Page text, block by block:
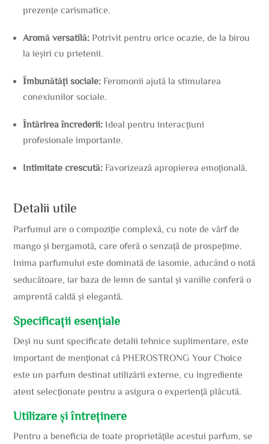
prezențe carismatice.
Aromă versatilă: Potrivit pentru orice ocazie, de la birou
la ieșiri cu prietenii.
Îmbunătăți sociale: Feromonii ajută la stimularea
conexiunilor sociale.
Întărirea încrederii: Ideal pentru interacțiuni
profesionale importante.
Intimitate crescută: Favorizează apropierea emoțională.
Detalii utile
Parfumul are o compoziție complexă, cu note de vărf de
mango și bergamotă, care oferă o senzață de prospețime.
Inima parfumului este dominată de iasomie, aducând o notă
seducătoare, iar baza de lemn de santal și vanilie conferă o
amprentă caldă și elegantă.
Specificații esențiale
Deși nu sunt specificate detalii tehnice suplimentare, este
important de menționat că PHEROSTRONG Your Choice
este un parfum destinat utilizării externe, cu ingrediente
atent selecționate pentru a asigura o experiență plăcută.
Utilizare și întreținere
Pentru a beneficia de toate proprietățile acestui parfum, se